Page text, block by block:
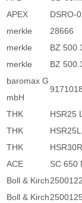
APEX
DSRO-
merkle
28666
merkle
BZ
merkle
BZ
baromax G
mbH
THK
HSR25
THK
THK
ACE
SC 650
Boll & Kirch2500122
Boll & Kirch2500125